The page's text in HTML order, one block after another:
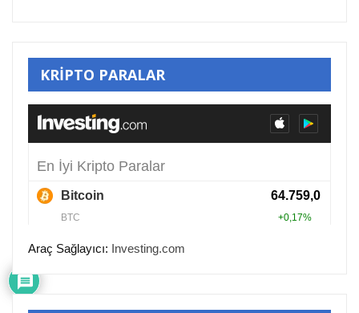
KRİPTO PARALAR
Araç Sağlayıcı: Investing.com